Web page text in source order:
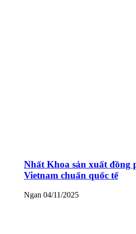
Nhất Khoa sản xuất đồng
Vietnam chuẩn quốc tế
Ngan 04/11/2025